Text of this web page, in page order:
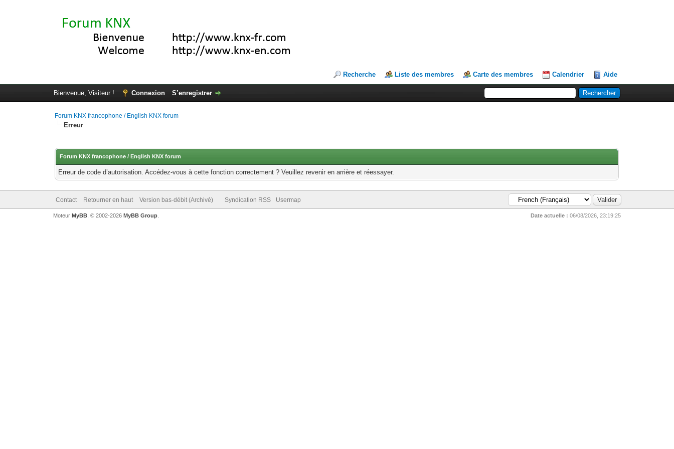
Recherche Liste des membres Carte des membres Calendrier Aide
Bienvenue, Visiteur ! Connexion S’enregistrer
Forum KNX francophone / English KNX forum
Erreur
Forum KNX francophone / English KNX forum
Erreur de code d’autorisation. Accédez-vous à cette fonction correctement ? Veuillez revenir en arrière et réessayer.
Contact Retourner en haut Version bas-débit (Archivé) Syndication RSS Usermap
Date actuelle : 06/08/2026, 23:19:25
Moteur MyBB, © 2002-2026 MyBB Group.